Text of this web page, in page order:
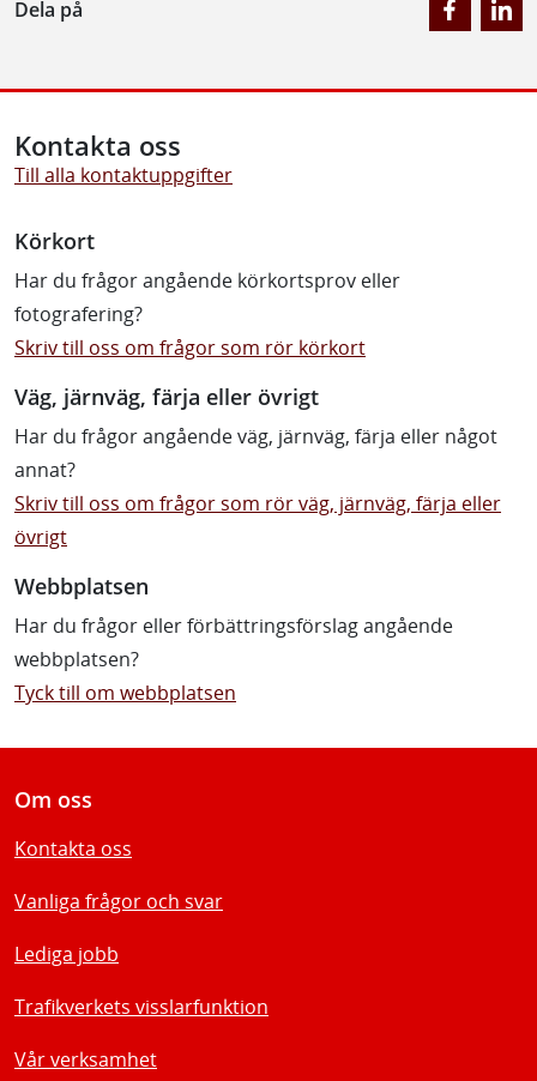
Dela på
Kontakta oss
Till alla kontaktuppgifter
Körkort
Har du frågor angående körkortsprov eller
fotografering?
Skriv till oss om frågor som rör körkort
Väg, järnväg, färja eller övrigt
Har du frågor angående väg, järnväg, färja eller något
annat?
Skriv till oss om frågor som rör väg, järnväg, färja eller
övrigt
Webbplatsen
Har du frågor eller förbättringsförslag angående
webbplatsen?
Tyck till om webbplatsen
Om oss
Kontakta oss
Vanliga frågor och svar
Lediga jobb
Trafikverkets visslarfunktion
Vår verksamhet